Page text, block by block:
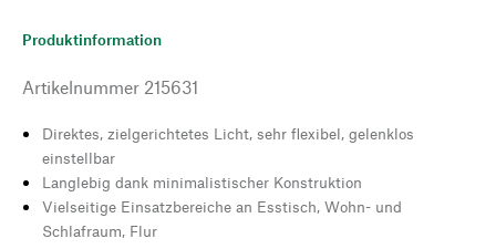
Produktinformation
Artikelnummer 215631
Direktes, zielgerichtetes Licht, sehr flexibel, gelenklos
einstellbar
Langlebig dank minimalistischer Konstruktion
Vielseitige Einsatzbereiche an Esstisch, Wohn- und
Schlafraum, Flur